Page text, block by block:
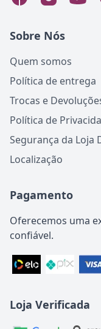
Sobre Nós
Quem somos
Política de entrega
Trocas e
Política de
Segurança da Loja
Localização
Pagamento
Oferecemos uma
confiável.
Loja Verificada